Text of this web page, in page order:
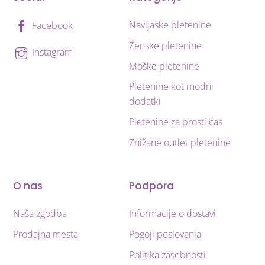
Facebook
Instagram
Navijaške pletenine
Ženske pletenine
Moške pletenine
Pletenine kot modni
dodatki
Pletenine za prosti čas
Znižane outlet pletenine
O nas
Naša zgodba
Prodajna mesta
Podpora
Informacije o dostavi
Pogoji poslovanja
Politika zasebnosti